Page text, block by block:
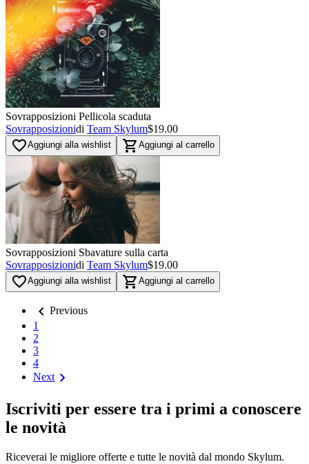
Sovrapposizioni Pellicola scaduta
Sovrapposizionidi Team Skylum$19.00
favorite_borderAggiungi alla wishlist shopping_cart Aggiungi al carrello
Sovrapposizioni Sbavature sulla carta
Sovrapposizionidi Team Skylum$19.00
favorite_borderAggiungi alla wishlist shopping_cart Aggiungi al carrello
chevron_left Previous
1
2
3
4
Nextchevron_right
Iscriviti per essere tra i primi a conoscere
le novità
Riceverai le migliore offerte e tutte le novità dal mondo Skylum.